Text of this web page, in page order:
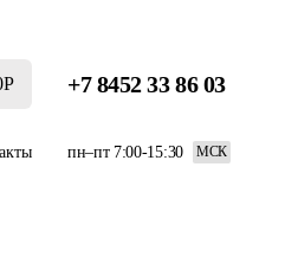
+7 8452 33 86 03
пн–пт 7:00-15:30 МСК